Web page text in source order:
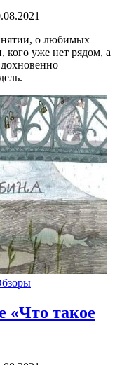
о любимых
кого уже нет рядом, а
«Что такое